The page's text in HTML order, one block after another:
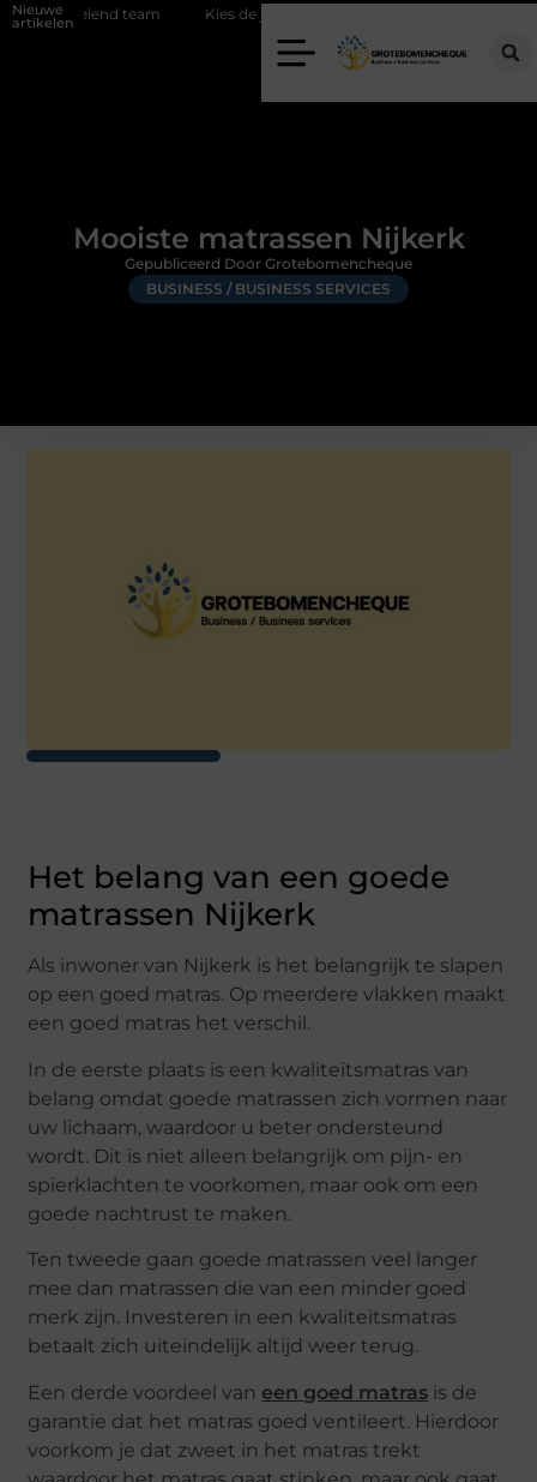
Nieuwe
artikelen
team Kies de juiste diamantboor voor uw project
Mooiste matrassen Nijkerk
BUSINESS / BUSINESS SERVICES
Gepubliceerd Door Grotebomencheque
Het belang van een goede
matrassen Nijkerk
Als inwoner van Nijkerk is het belangrijk te slapen
op een goed matras. Op meerdere vlakken maakt
een goed matras het verschil.
In de eerste plaats is een kwaliteitsmatras van
belang omdat goede matrassen zich vormen naar
uw lichaam, waardoor u beter ondersteund
wordt. Dit is niet alleen belangrijk om pijn- en
spierklachten te voorkomen, maar ook om een
goede nachtrust te maken.
Ten tweede gaan goede matrassen veel langer
mee dan matrassen die van een minder goed
merk zijn. Investeren in een kwaliteitsmatras
betaalt zich uiteindelijk altijd weer terug.
Een derde voordeel van een goed matras is de
garantie dat het matras goed ventileert. Hierdoor
voorkom je dat zweet in het matras trekt